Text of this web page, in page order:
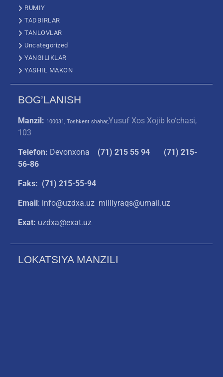
RUMIY
TADBIRLAR
TANLOVLAR
Uncategorized
YANGILIKLAR
YASHIL MAKON
BOG’LANISH
Manzil: 100031, Toshkent shahar,Yusuf Xos Xojib ko‘chasi,
103
Telefon: Devonxona (71) 215 55 94
(71) 215-
56-86
Faks: (71) 215-55-94
Email : info@uzdxa.uz milliyraqs@umail.uz
Exat: uzdxa@exat.uz
LOKATSIYA MANZILI